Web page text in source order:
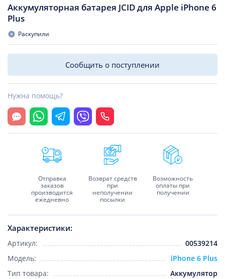
Характеристики:
Артикул:
00539214
Модель:
iPhone 6 Plus
Тип товара:
Аккумулятор
Аккумуляторная батарея JCID для Apple iPhone 6
Plus
Раскупили
Сообщить о поступлении
Нужна помощь?
Открыть чат
WhatsappTelegramViber Позвонить
Отправка
заказов
производится
ежедневно
Возврат средств
при
неполучении
посылки
Возможность
оплаты при
получении